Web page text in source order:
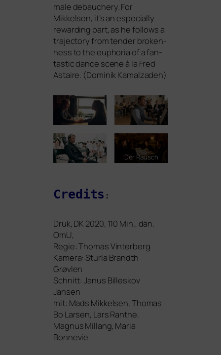
male debauch­ery. For
Mikkelsen, it’s an espe­ci­al­ly
rewar­ding part, as he fol­lows a
tra­jec­to­ry from ten­der bro­ken­
ness to the eupho­ria of a fan­
ta­stic dance sce­ne à la Fred
Astaire. (Dominik Kamalzadeh)
Der Rausch
Credits :
Druk, DK 2020, 110 Min., dän.
OmU,
Regie: Thomas Vinterberg
Kamera: Sturla Brandth
Grøvlen
Schnitt: Janus Billeskov
Jansen
mit: Mads Mikkelsen, Thomas
Bo Larsen, Lars Ranthe,
Magnus Millang, Maria
Bonnevie